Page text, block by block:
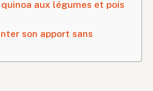
aux légumes et pois
son apport sans